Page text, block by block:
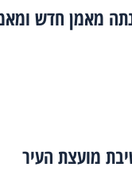
מאמן חדש
מועצת העיר